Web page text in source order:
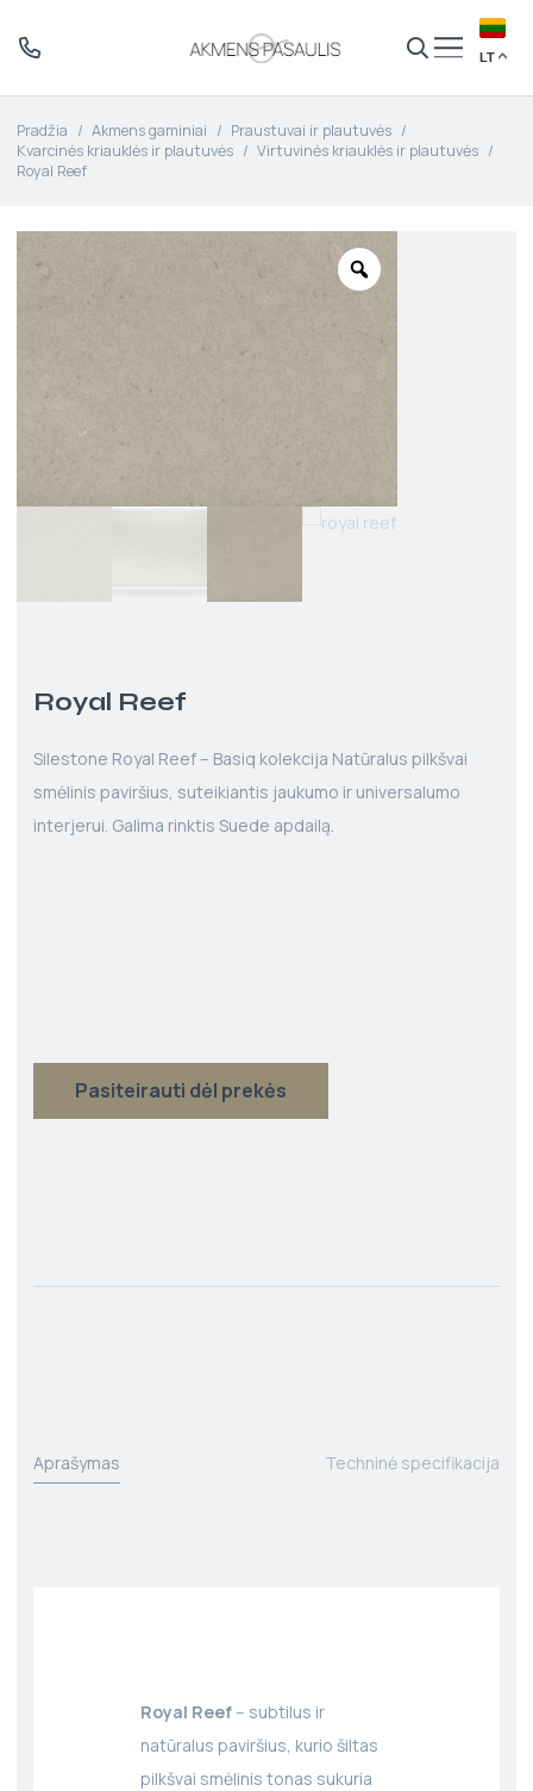
LT
Pradžia / Akmens gaminiai / Praustuvai ir plautuvės /
Kvarcinės kriauklės ir plautuvės / Virtuvinės kriauklės ir plautuvės /
Royal Reef
Royal Reef
Silestone Royal Reef – Basiq kolekcija Natūralus pilkšvai
smėlinis paviršius, suteikiantis jaukumo ir universalumo
interjerui. Galima rinktis Suede apdailą.
Pasiteirauti dėl prekės
Aprašymas Techninė specifikacija
Royal Reef – subtilus ir
natūralus paviršius, kurio šiltas
pilkšvai smėlinis tonas sukuria